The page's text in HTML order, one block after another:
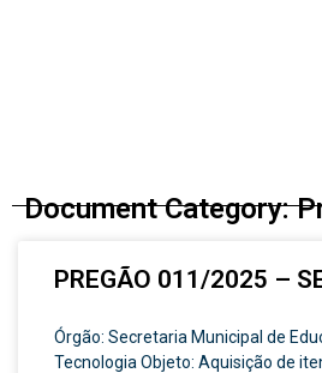
Document Category:
PREGÃO 011/2025 –
Órgão: Secretaria Municipal de
Tecnologia Objeto: Aquisição de